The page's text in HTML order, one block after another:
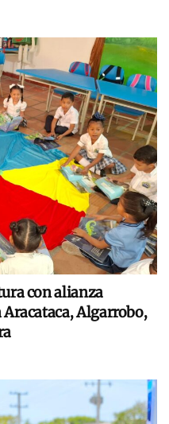
con alianza
Algarrobo,